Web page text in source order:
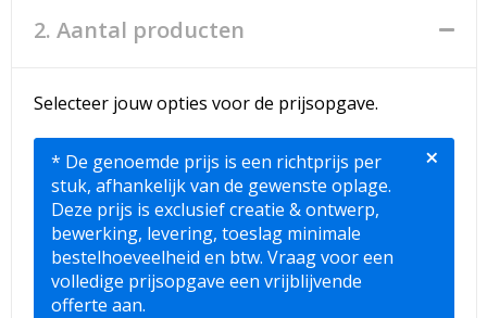
Duffeltassen
Autotassen
Goodiebags
Aktetassen
Trolleys
2. Aantal producten
Selecteer jouw opties voor de prijsopgave.
* De genoemde prijs is een richtprijs per
stuk, afhankelijk van de gewenste oplage.
Deze prijs is exclusief creatie & ontwerp,
bewerking, levering, toeslag minimale
bestelhoeveelheid en btw. Vraag voor een
volledige prijsopgave een vrijblijvende
offerte aan.
×